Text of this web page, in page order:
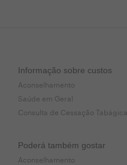
Informação sobre custos
Aconselhamento
Saúde em Geral
Consulta de Cessação Tabágica
Poderá também gostar
Aconselhamento